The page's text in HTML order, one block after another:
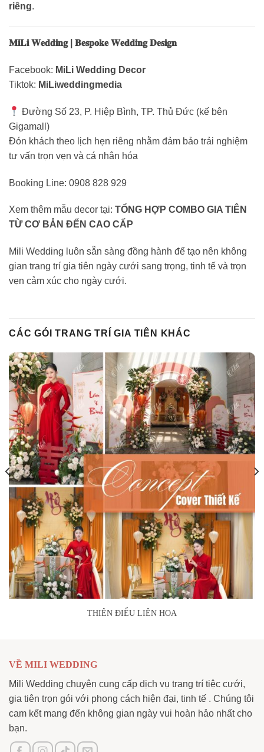
riêng.
𝐌𝐢𝐋𝐢 𝐖𝐞𝐝𝐝𝐢𝐧𝐠 | 𝐁𝐞𝐬𝐩𝐨𝐤𝐞 𝐖𝐞𝐝𝐝𝐢𝐧𝐠 𝐃𝐞𝐬𝐢𝐠𝐧
Facebook: MiLi Wedding Decor
Tiktok: MiLiweddingmedia
Đường Số 23, P. Hiệp Bình, TP. Thủ Đức (kế bên
Gigamall)
Đón khách theo lịch hẹn riêng nhằm đảm bảo trải nghiệm
tư vấn trọn vẹn và cá nhân hóa
Booking Line: 0908 828 929
Xem thêm mẫu decor tại: TỔNG HỢP COMBO GIA TIÊN
TỪ CƠ BẢN ĐẾN CAO CẤP
Mili Wedding luôn sẵn sàng đồng hành để tạo nên không
gian trang trí gia tiên ngày cưới sang trọng, tinh tế và trọn
vẹn cảm xúc cho ngày cưới.
CÁC GÓI TRANG TRÍ GIA TIÊN KHÁC
THIÊN ĐIỂU LIÊN HOA
VỀ MILI WEDDING
Mili Wedding chuyên cung cấp dịch vụ trang trí tiệc cưới,
gia tiên trọn gói với phong cách hiện đại, tinh tế . Chúng tôi
cam kết mang đến không gian ngày vui hoàn hảo nhất cho
bạn.